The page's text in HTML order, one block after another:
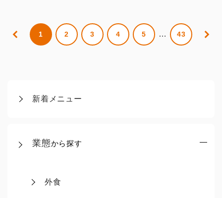
新着メニュー
業態から探す
外食
1 2 3 4 5 … 43